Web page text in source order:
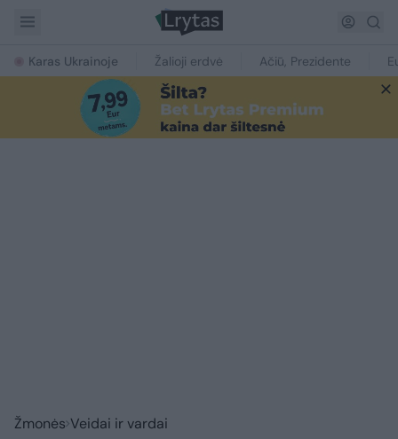
Karas Ukrainoje Žalioji erdvė Ačiū, Prezidente
Žmonės Veidai ir vardai